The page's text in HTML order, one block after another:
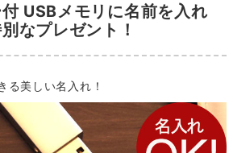
USBメモリに名前を入れ
なプレゼント！
る美しい名入れ！